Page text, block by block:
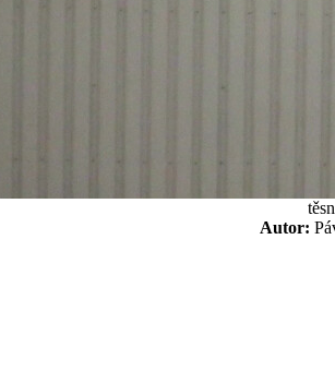
Autor: